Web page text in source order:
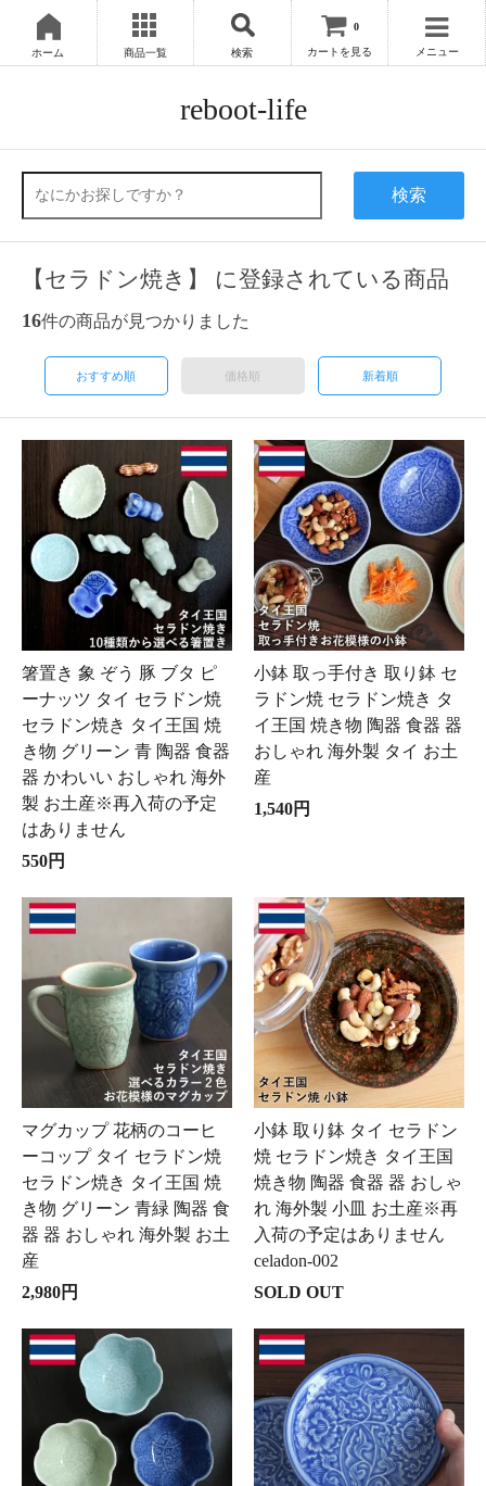
ホーム 商品一覧 検索
0
カートを見る メニュー
reboot-life
検索
【セラドン焼き】 に登録されている商品
16件の商品が見つかりました
おすすめ順 価格順 新着順
箸置き 象 ぞう 豚 ブタ ピ
ーナッツ タイ セラドン焼
セラドン焼き タイ王国 焼
き物 グリーン 青 陶器 食器
器 かわいい おしゃれ 海外
製 お土産※再入荷の予定
はありません
550円
小鉢 取っ手付き 取り鉢 セ
ラドン焼 セラドン焼き タ
イ王国 焼き物 陶器 食器 器
おしゃれ 海外製 タイ お土
産
1,540円
マグカップ 花柄のコーヒ
ーコップ タイ セラドン焼
セラドン焼き タイ王国 焼
き物 グリーン 青緑 陶器 食
器 器 おしゃれ 海外製 お土
産
2,980円
小鉢 取り鉢 タイ セラドン
焼 セラドン焼き タイ王国
焼き物 陶器 食器 器 おしゃ
れ 海外製 小皿 お土産※再
入荷の予定はありません
celadon-002
SOLD OUT